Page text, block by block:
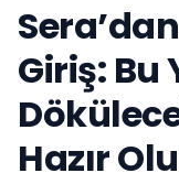
Giriş: Bu
Hazır